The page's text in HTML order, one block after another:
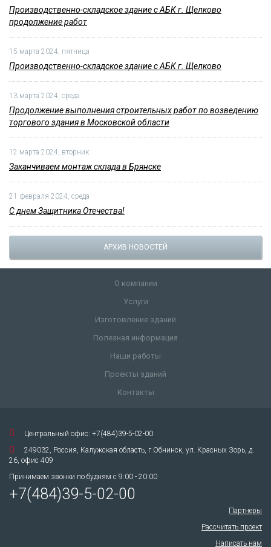
Производственно-складское здание с АБК г. Щелково
продолжение работ
15 марта 2024, пятница
Производственно-складское здание с АБК г. Щелково
13 марта 2024, среда
Продолжение выполнения строительных работ по возведению
торгового здания в Московской области
12 марта 2024, вторник
Заканчиваем монтаж склада в Брянске
21 февраля 2024, среда
С днем Защитника Отечества!
АРХИВ НОВОСТЕЙ
О компании
Услуги
Изготовление зданий
Полезная информация
Наши работы
Проекты зданий
Контакты
Центральный офис: +7(484)39-5-02-00
249032, Россия, Калужская область, г.Обнинск, ул. Красных Зорь, д.
26, офис 409
Принимаем звонки по будням с 9:00 - 20:00
+7(484)39-5-02-00
Партнеры
Рассчитать проект
Написать нам